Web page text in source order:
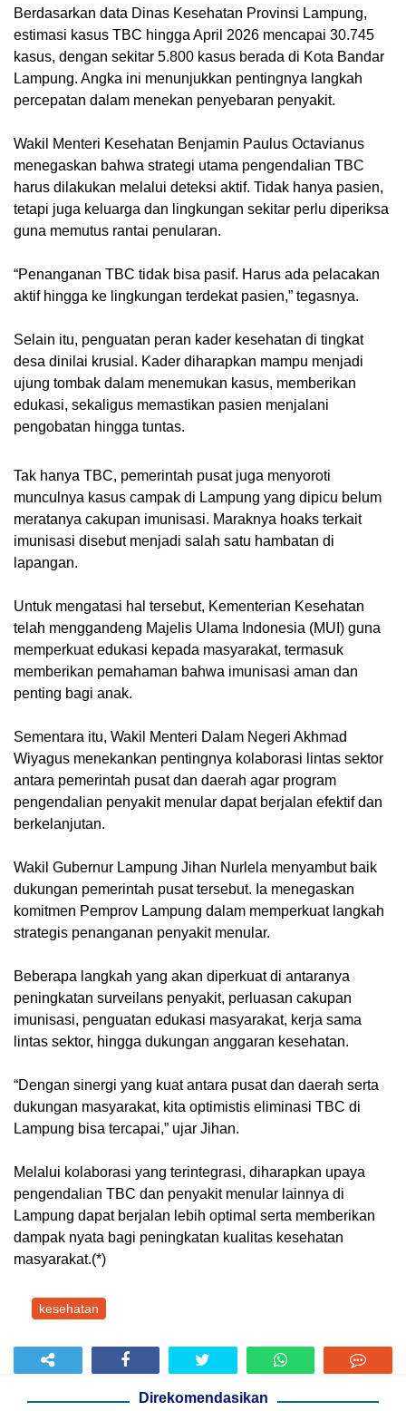
Berdasarkan data Dinas Kesehatan Provinsi Lampung,
estimasi kasus TBC hingga April 2026 mencapai 30.745
kasus, dengan sekitar 5.800 kasus berada di Kota Bandar
Lampung. Angka ini menunjukkan pentingnya langkah
percepatan dalam menekan penyebaran penyakit.
Wakil Menteri Kesehatan Benjamin Paulus Octavianus
menegaskan bahwa strategi utama pengendalian TBC
harus dilakukan melalui deteksi aktif. Tidak hanya pasien,
tetapi juga keluarga dan lingkungan sekitar perlu diperiksa
guna memutus rantai penularan.
“Penanganan TBC tidak bisa pasif. Harus ada pelacakan
aktif hingga ke lingkungan terdekat pasien,” tegasnya.
Selain itu, penguatan peran kader kesehatan di tingkat
desa dinilai krusial. Kader diharapkan mampu menjadi
ujung tombak dalam menemukan kasus, memberikan
edukasi, sekaligus memastikan pasien menjalani
pengobatan hingga tuntas.
Tak hanya TBC, pemerintah pusat juga menyoroti
munculnya kasus campak di Lampung yang dipicu belum
meratanya cakupan imunisasi. Maraknya hoaks terkait
imunisasi disebut menjadi salah satu hambatan di
lapangan.
Untuk mengatasi hal tersebut, Kementerian Kesehatan
telah menggandeng Majelis Ulama Indonesia (MUI) guna
memperkuat edukasi kepada masyarakat, termasuk
memberikan pemahaman bahwa imunisasi aman dan
penting bagi anak.
Sementara itu, Wakil Menteri Dalam Negeri Akhmad
Wiyagus menekankan pentingnya kolaborasi lintas sektor
antara pemerintah pusat dan daerah agar program
pengendalian penyakit menular dapat berjalan efektif dan
berkelanjutan.
Wakil Gubernur Lampung Jihan Nurlela menyambut baik
dukungan pemerintah pusat tersebut. Ia menegaskan
komitmen Pemprov Lampung dalam memperkuat langkah
strategis penanganan penyakit menular.
Beberapa langkah yang akan diperkuat di antaranya
peningkatan surveilans penyakit, perluasan cakupan
imunisasi, penguatan edukasi masyarakat, kerja sama
lintas sektor, hingga dukungan anggaran kesehatan.
“Dengan sinergi yang kuat antara pusat dan daerah serta
dukungan masyarakat, kita optimistis eliminasi TBC di
Lampung bisa tercapai,” ujar Jihan.
Melalui kolaborasi yang terintegrasi, diharapkan upaya
pengendalian TBC dan penyakit menular lainnya di
Lampung dapat berjalan lebih optimal serta memberikan
dampak nyata bagi peningkatan kualitas kesehatan
masyarakat.(*)
kesehatan
Direkomendasikan